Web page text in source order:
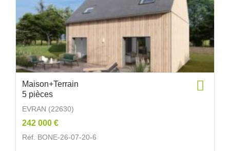
Maison+Terrain
5 pièces
EVRAN (22630)
242 000 €
Réf. BONE-26-07-20-6